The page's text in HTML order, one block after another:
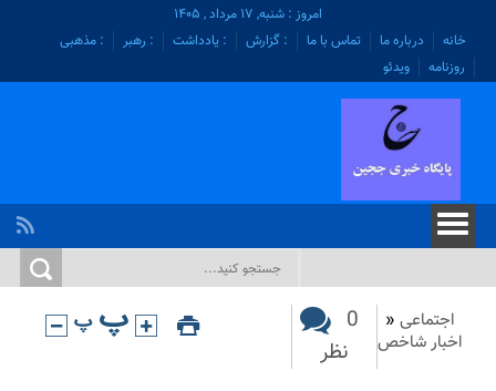
امروز : شنبه, ۱۷ مرداد , ۱۴۰۵
خانه
درباره ما تماس با ما : گزارش : یادداشت : رهبر
: مذهبی
روزنامه
ویدئو
اجتماعی «
اخبار شاخص
0
نظر